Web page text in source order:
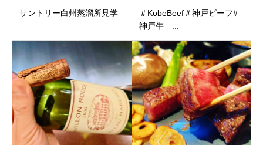
サントリー白州蒸溜所見学
＃KobeBeef＃神戸ビーフ#
神戸牛 ...